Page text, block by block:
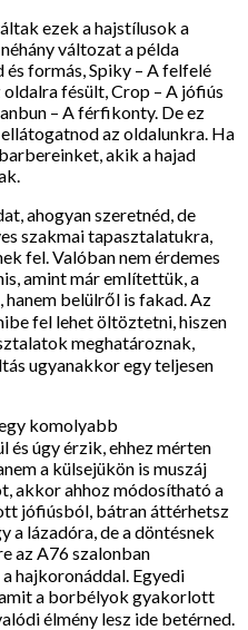
ezek a hajstílusok a
néhány változat a példa
formás, Spiky – A felfelé
fésült, Crop – A jófiús
– A férfikonty. De ez
az oldalunkra. Ha
akik a hajad
ahogyan szeretnéd, de
szakmai tapasztalatukra,
fel. Valóban nem érdemes
amint már említettük, a
belülről is fakad. Az
fel lehet öltöztetni, hiszen
meghatároznak,
ugyanakkor egy teljesen
komolyabb
és úgy érzik, ehhez mérten
a külsejükön is muszáj
akkor ahhoz módosítható a
jófiúsból, bátran áttérhetsz
a lázadóra, de a döntésnek
az A76 szalonban
hajkoronáddal. Egyedi
a borbélyok gyakorlott
élmény lesz ide betérned.